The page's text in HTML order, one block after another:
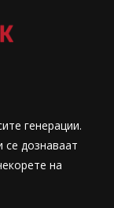
генерации.
се дознаваат
на